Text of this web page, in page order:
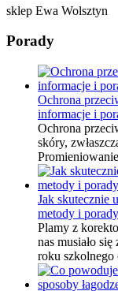
sklep Ewa Wolsztyn
Porady
Ochrona
informacje i
Ochrona
skóry,
Jak skutecznie
metody i porady
Plamy z
nas musiało
roku